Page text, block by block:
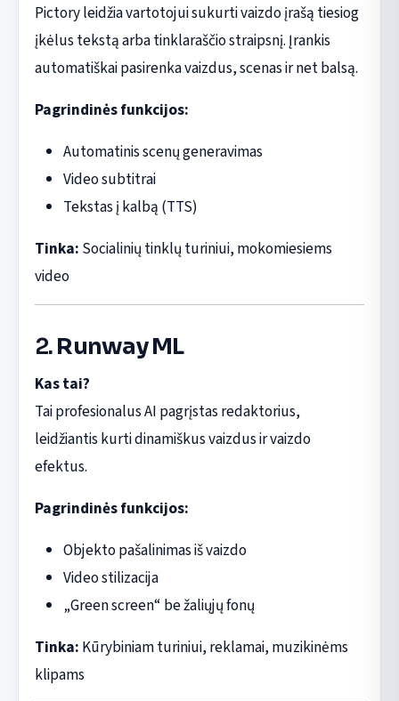
Pictory leidžia vartotojui sukurti vaizdo įrašą tiesiog
įkėlus tekstą arba tinklaraščio straipsnį. Įrankis
automatiškai pasirenka vaizdus, scenas ir net balsą.
Pagrindinės funkcijos:
Automatinis scenų generavimas
Video subtitrai
Tekstas į kalbą (TTS)
Tinka: Socialinių tinklų turiniui, mokomiesiems
video
2.Runway ML
Kas tai?
Tai profesionalus AI pagrįstas redaktorius,
leidžiantis kurti dinamiškus vaizdus ir vaizdo
efektus.
Pagrindinės funkcijos:
Objekto pašalinimas iš vaizdo
Video stilizacija
„Green screen“ be žaliųjų fonų
Tinka: Kūrybiniam turiniui, reklamai, muzikinėms
klipams